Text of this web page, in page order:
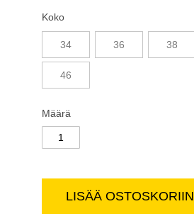
Koko
34 36 38
46
Määrä
LISÄÄ OSTOSKORIIN